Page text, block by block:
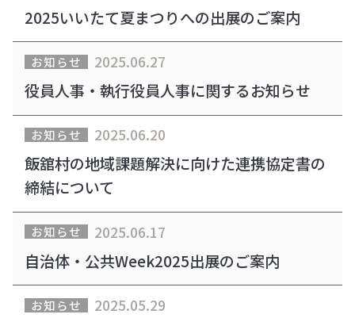
2025いいたて夏まつりへの出展のご案内
お知らせ 2025.06.27
役員人事・執行役員人事に関するお知らせ
お知らせ 2025.06.20
飯舘村の地域課題解決に向けた連携協定書の
締結について
お知らせ 2025.06.17
自治体・公共Week2025出展のご案内
お知らせ 2025.05.29